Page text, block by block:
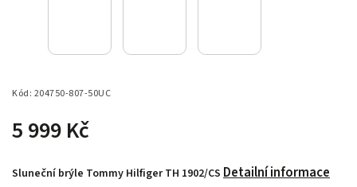
Kód: 204750-807-50UC
5 999 Kč
Sluneční brýle Tommy Hilfiger TH 1902/CS Detailní informace